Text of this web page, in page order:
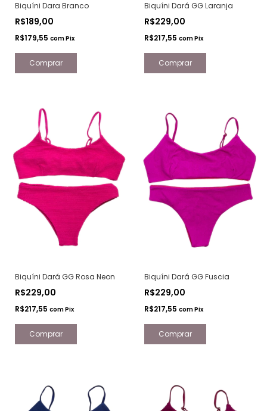
Biquíni Dara Branco
R$189,00
R$179,55 comPix
Comprar
Biquíni Dará GG Laranja
R$229,00
R$217,55 comPix
Biquíni Dará GG Rosa Neon
R$229,00
R$217,55 comPix
Biquíni Dará GG Fuscia
R$229,00
R$217,55 comPix